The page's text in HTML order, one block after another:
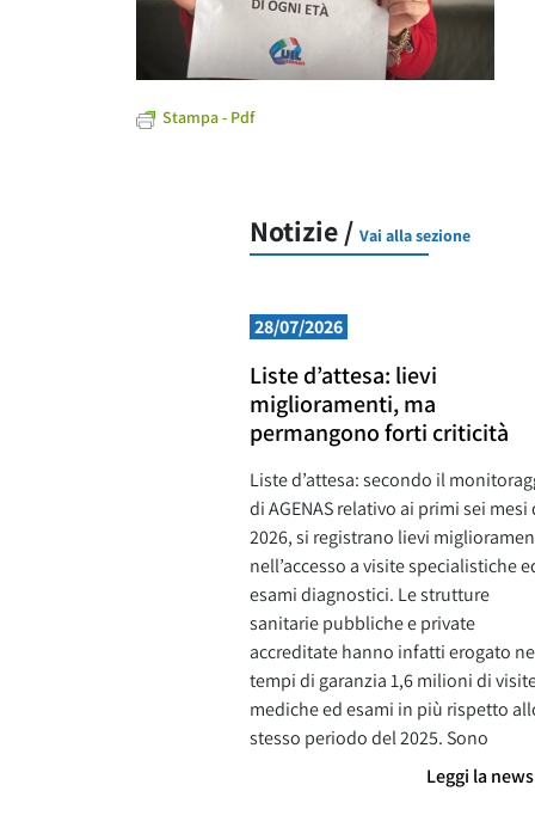
Stampa - Pdf
Notizie / Vai alla sezione
28/07/2026
Liste d’attesa: lievi
miglioramenti, ma
permangono forti criticità
Liste d’attesa: secondo il
di AGENAS relativo ai primi sei mesi
2026, si registrano lievi
nell’accesso a visite specialistiche
esami diagnostici. Le strutture
sanitarie pubbliche e private
accreditate hanno infatti erogato
tempi di garanzia 1,6 milioni di
mediche ed esami in più rispetto
stesso periodo del 2025. Sono
Leggi la